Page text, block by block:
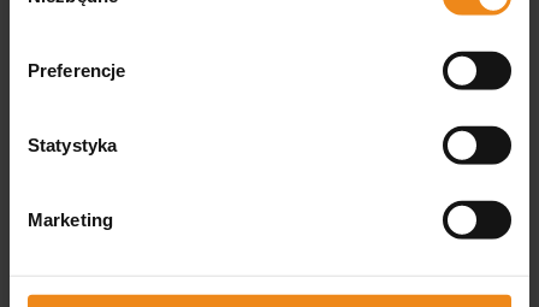
Preferencje
Statystyka
Marketing
Nożyczki Easy Cut
276,00 zł 233,90 zł